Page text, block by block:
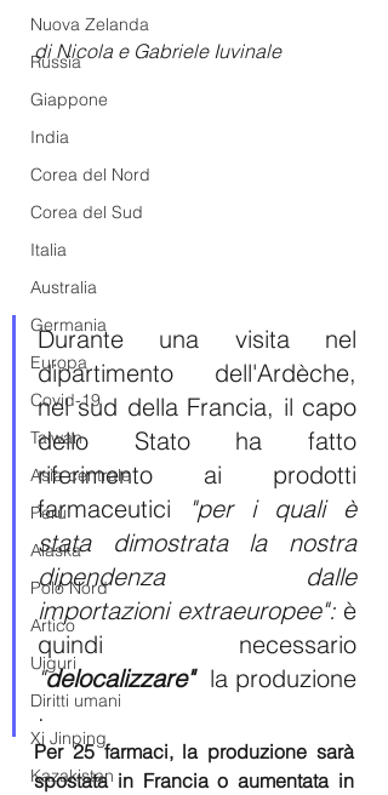
Nuova Zelanda
Russia
Giappone
India
Corea del Nord
Corea del Sud
Italia
Australia
Germania
Europa
Covid-19
Taiwan
Asia centrale
Perù
Alaska
Polo Nord
Artico
Uiguri
Diritti umani
Xi Jinping
Kazakistan
di Nicola e Gabriele Iuvinale
Durante una visita nel
dipartimento dell'Ardèche,
nel sud della Francia, il capo
dello Stato ha fatto
riferimento ai prodotti
farmaceutici
"per i quali è
stata dimostrata la nostra
dipendenza dalle
importazioni extraeuropee": è
quindi necessario
"delocalizzare" la produzione
.
Per 25 farmaci, la produzione sarà
spostata in Francia o aumentata in